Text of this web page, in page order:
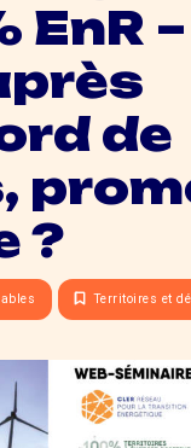
EnR
de
?
Territoires et